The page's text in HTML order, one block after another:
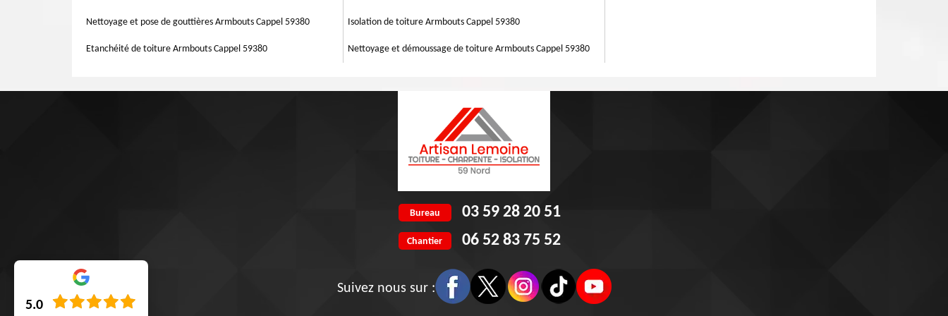
Nettoyage et pose de gouttières Armbouts Cappel 59380
Etanchéité de toiture Armbouts Cappel 59380
Isolation de toiture Armbouts Cappel 59380
Nettoyage et démoussage de toiture Armbouts Cappel 59380
Bureau 03 59 28 20 51
Chantier 06 52 83 75 52
Suivez nous sur :
5.0